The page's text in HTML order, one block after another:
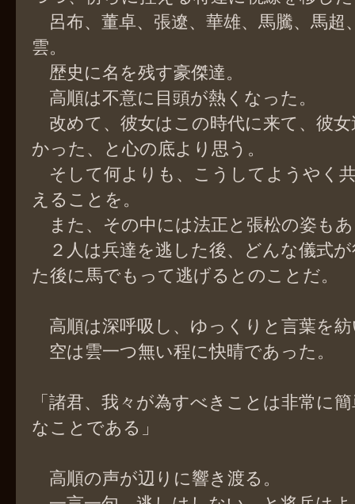
呂布、董卓、張遼、華雄、馬騰、馬超
雲。
歴史に名を残す豪傑達。
高順は不意に目頭が熱くなった。
改めて、彼女はこの時代に来て、彼
かった、と心の底より思う。
そして何よりも、こうしてようやく
えることを。
また、その中には法正と張松の姿も
２人は兵達を逃した後、どんな儀式
た後に馬でもって逃げるとのことだ。
高順は深呼吸し、ゆっくりと言葉を
空は雲一つ無い程に快晴であった。
「諸君、我々が為すべきことは非常に
なことである」
高順の声が辺りに響き渡る。